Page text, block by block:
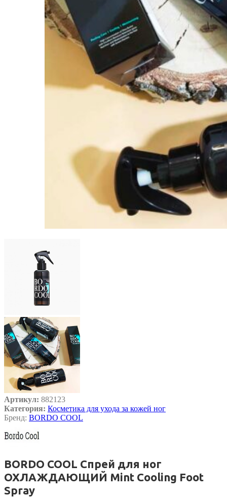
Артикул: 882123
Категория: Косметика для ухода за кожей ног
Бренд: BORDO COOL
BORDO COOL Спрей для ног
ОХЛАЖДАЮЩИЙ Mint Cooling Foot
Spray